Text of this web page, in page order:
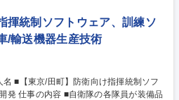
揮統制ソフトウェア、訓練ソ
/輸送機器生産技術
が装備品